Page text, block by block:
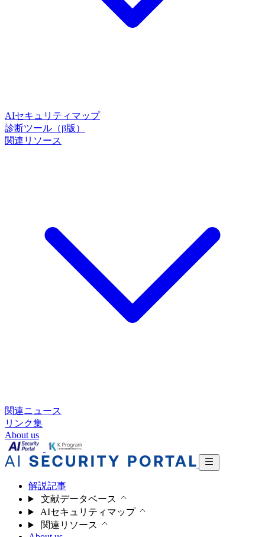
AIセキュリティマップ
診断ツール（β版）
関連リソース
関連ニュース
リンク集
About us
解説記事
文献データベース
AIセキュリティマップ
関連リソース